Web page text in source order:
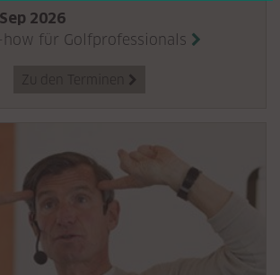
2026
für Golfprofessionals
Zu den Terminen 